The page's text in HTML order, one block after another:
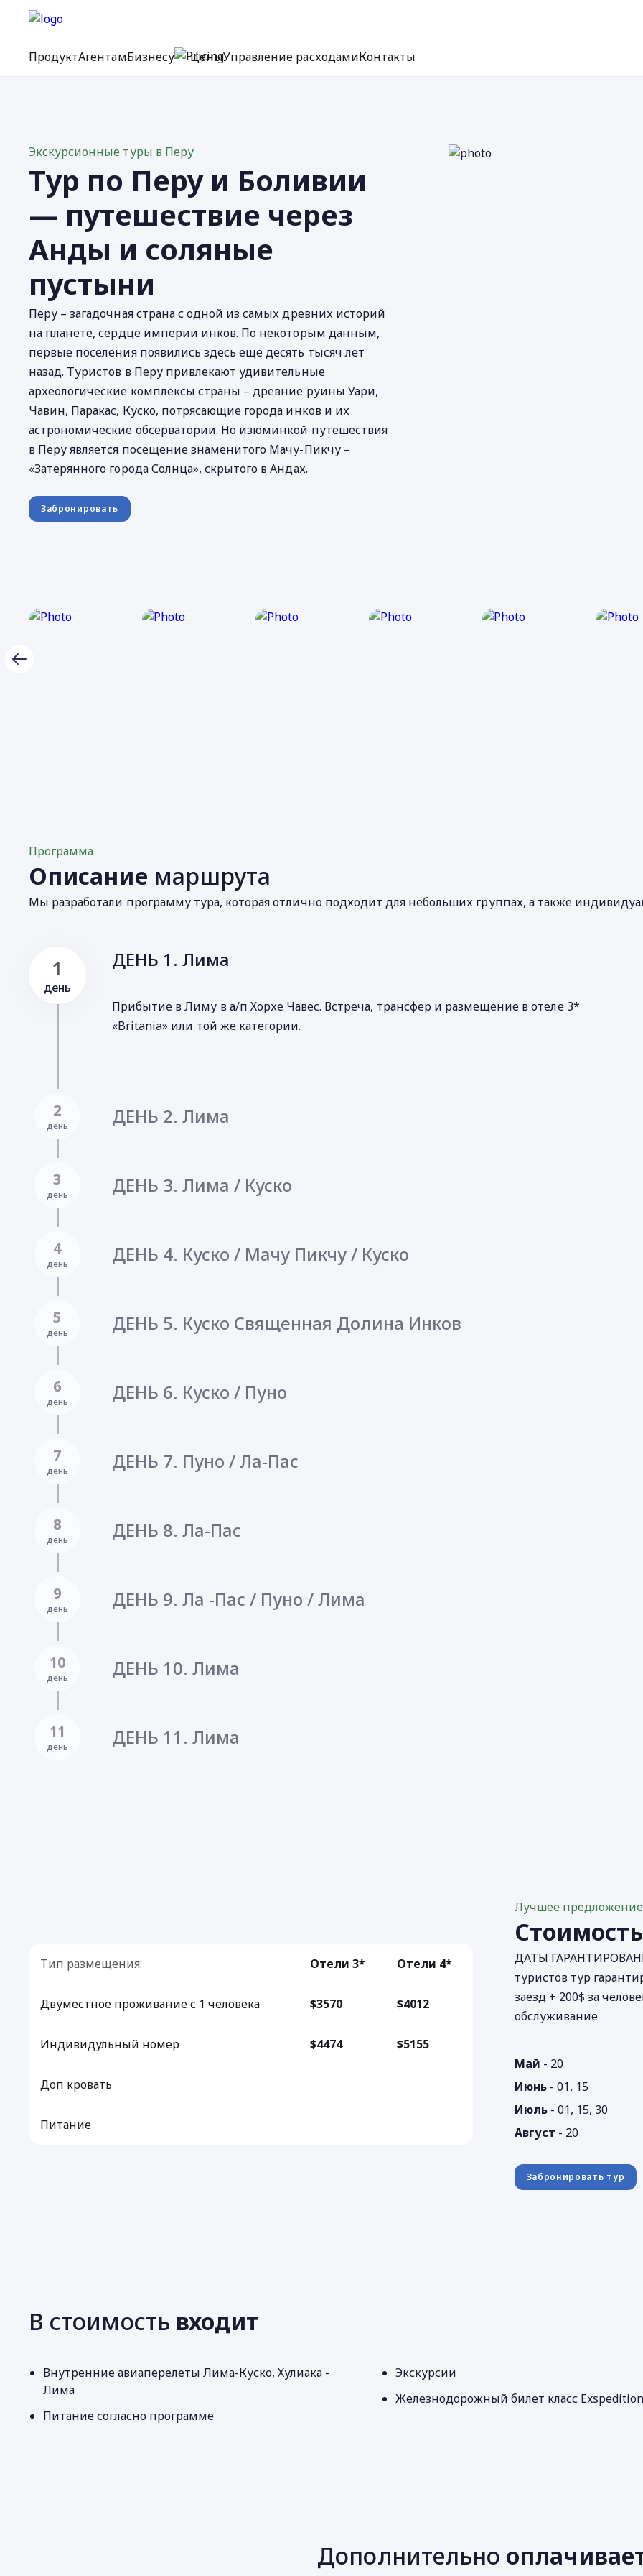
ПродуктАгентамБизнесу ЦеныУправление расходамиКонтакты
Экскурсионные туры в Перу
Тур по Перу и Боливии
— путешествие через
Анды и соляные
пустыни
Перу – загадочная страна с одной из самых древних историй
на планете, сердце империи инков. По некоторым данным,
первые поселения появились здесь еще десять тысяч лет
назад. Туристов в Перу привлекают удивительные
археологические комплексы страны – древние руины Уари,
Чавин, Паракас, Куско, потрясающие города инков и их
астрономические обсерватории. Но изюминкой путешествия
в Перу является посещение знаменитого Мачу-Пикчу –
«Затерянного города Солнца», скрытого в Андах.
Забронировать
Программа
Описание маршрута
Мы разработали программу тура, которая отлично подходит для небольших группах, а также
1
день
ДЕНЬ 1. Лима
Прибытие в Лиму в а/п Хорхе Чавес. Встреча, трансфер и размещение в отеле 3*
«Britania» или той же категории.
2
день ДЕНЬ 2. Лима
3
день ДЕНЬ 3. Лима / Куско
4
день ДЕНЬ 4. Куско / Мачу Пикчу / Куско
5
день ДЕНЬ 5. Куско Священнaя Долинa Инков
6
день ДЕНЬ 6. Куско / Пуно
7
день ДЕНЬ 7. Пуно / Ла-Пас
8
день ДЕНЬ 8. Ла-Пас
9
день ДЕНЬ 9. Ла -Пас / Пуно / Лима
10
день ДЕНЬ 10. Лима
11
день ДЕНЬ 11. Лима
Тип размещения: Отели 3* Отели 4*
Двуместное проживание с 1 человека $3570 $4012
Индивидульный номер $4474 $5155
Доп кровать
Питание
Лучшее предложение
Стоимость
ДАТЫ
туристов тур
заезд + 200$ за
обслуживание
Май - 20
Июнь- 01, 15
Июль- 01, 15, 30
Август - 20
Забронировать тур
В стоимость входит
Внутренние авиаперелеты Лима-Куско, Хулиака -
Лима
Питание согласно программе
Экскурсии
Железнодорожный билет класс Exspedition
Дополнительно